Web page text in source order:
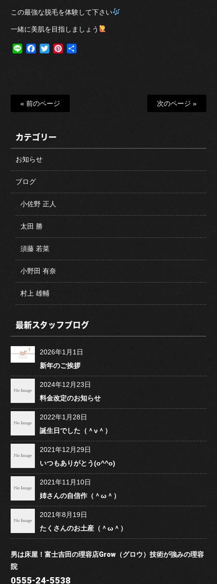
この最強な脱毛を体験して下さい
一緒に美肌を目指しましょう
Line Facebook
TwitterPinterest
« 前のページ 次のページ »
カテゴリー
お知らせ
ブログ
小佐野 正人
太田 勝
須藤 若菜
小野田 有奈
村上 雄輔
最新スタッフブログ
2026年1月1日
新年のご挨拶
2024年12月23日
料金改定のお知らせ
2022年1月28日
誕生日でした（＾ν＾）
2021年12月29日
いつもありがとう(o^^o)
2021年11月10日
姉さんの自信作（＾ω＾）
2021年8月19日
たくさんのお土産（＾ω＾）
男は床屋！富士吉田の理容店Grow（グロウ）技術が強みの理容
院
0555-24-5538